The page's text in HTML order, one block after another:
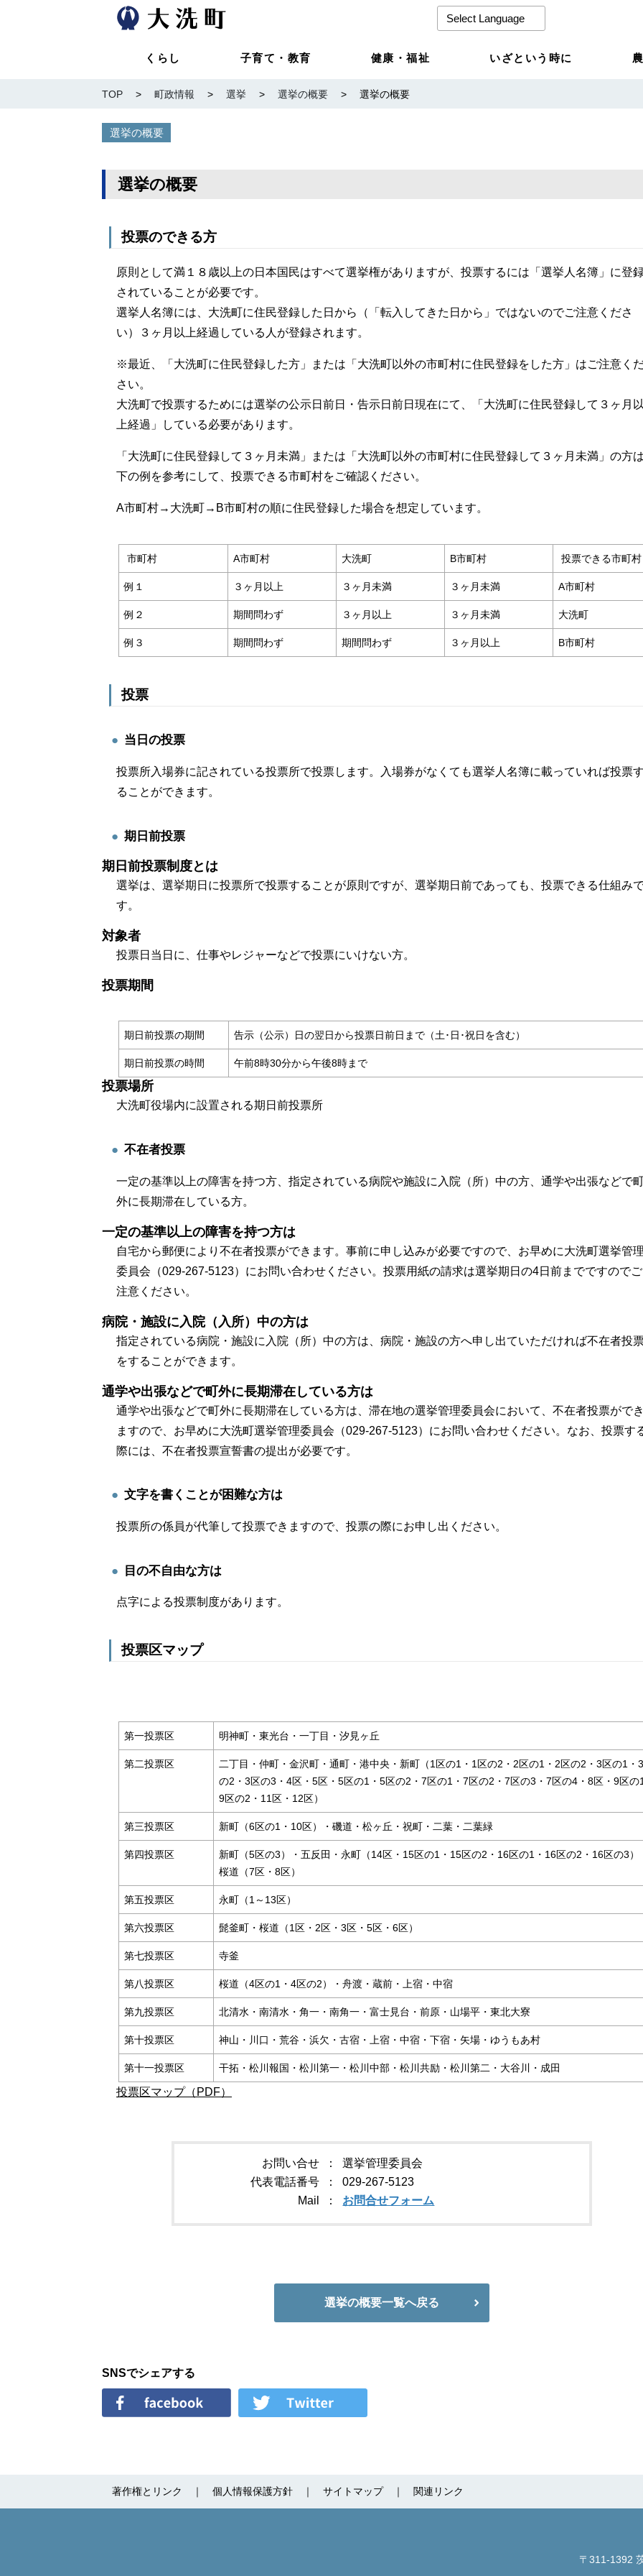
くらし 子育て・教育 健康・福祉 いざという時に
TOP > 町政情報 > 選挙 > 選挙の概要 > 選挙の概要
選挙の概要
選挙の概要
投票のできる方
原則として満１８歳以上の日本国民はすべて選挙権がありますが、投票するには「選挙人名簿」に登
されていることが必要です。
選挙人名簿には、大洗町に住民登録した日から（「転入してきた日から」ではないのでご注意くださ
い）３ヶ月以上経過している人が登録されます。
※最近、「大洗町に住民登録した方」または「大洗町以外の市町村に住民登録をした方」はご注意く
さい。
大洗町で投票するためには選挙の公示日前日・告示日前日現在にて、「大洗町に住民登録して３ヶ月以
上経過」している必要があります。
「大洗町に住民登録して３ヶ月未満」または「大洗町以外の市町村に住民登録して３ヶ月未満」の方は
下の例を参考にして、投票できる市町村をご確認ください。
A市町村→大洗町→B市町村の順に住民登録した場合を想定しています。
市町村 A市町村 大洗町 B市町村 投票できる市町村
例１ ３ヶ月以上 ３ヶ月未満 ３ヶ月未満 A市町村
例２ 期間問わず ３ヶ月以上 ３ヶ月未満 大洗町
例３ 期間問わず 期間問わず ３ヶ月以上 B市町村
投票
当日の投票
投票所入場券に記されている投票所で投票します。入場券がなくても選挙人名簿に載っていれば投票す
ることができます。
期日前投票
期日前投票制度とは
選挙は、選挙期日に投票所で投票することが原則ですが、選挙期日前であっても、投票できる仕組み
す。
対象者
投票日当日に、仕事やレジャーなどで投票にいけない方。
投票期間
期日前投票の期間 告示（公示）日の翌日から投票日前日まで（土･日･祝日を含む）
期日前投票の時間 午前8時30分から午後8時まで
投票場所
大洗町役場内に設置される期日前投票所
不在者投票
一定の基準以上の障害を持つ方、指定されている病院や施設に入院（所）中の方、通学や出張などで
外に長期滞在している方。
一定の基準以上の障害を持つ方は
自宅から郵便により不在者投票ができます。事前に申し込みが必要ですので、お早めに大洗町選挙管理
委員会（029-267-5123）にお問い合わせください。投票用紙の請求は選挙期日の4日前までですのでご
注意ください。
病院・施設に入院（入所）中の方は
指定されている病院・施設に入院（所）中の方は、病院・施設の方へ申し出ていただければ不在者投
をすることができます。
通学や出張などで町外に長期滞在している方は
通学や出張などで町外に長期滞在している方は、滞在地の選挙管理委員会において、不在者投票ができ
ますので、お早めに大洗町選挙管理委員会（029-267-5123）にお問い合わせください。なお、投票す
際には、不在者投票宣誓書の提出が必要です。
文字を書くことが困難な方は
投票所の係員が代筆して投票できますので、投票の際にお申し出ください。
目の不自由な方は
点字による投票制度があります。
投票区マップ
第一投票区 明神町・東光台・一丁目・汐見ヶ丘
第二投票区
二丁目・仲町・金沢町・通町・港中央・新町（1区の1・1区の2・2区の1・2区の2・3区の1・
の2・3区の3・4区・5区・5区の1・5区の2・7区の1・7区の2・7区の3・7区の4・8区・9区の
9区の2・11区・12区）
第三投票区 新町（6区の1・10区）・磯道・松ヶ丘・祝町・二葉・二葉緑
第四投票区
新町（5区の3）・五反田・永町（14区・15区の1・15区の2・16区の1・16区の2・16区の3）
桜道（7区・8区）
第五投票区 永町（1～13区）
第六投票区 髭釜町・桜道（1区・2区・3区・5区・6区）
第七投票区 寺釜
第八投票区 桜道（4区の1・4区の2）・舟渡・蔵前・上宿・中宿
第九投票区 北清水・南清水・角一・南角一・富士見台・前原・山場平・東北大寮
第十投票区 神山・川口・荒谷・浜欠・古宿・上宿・中宿・下宿・矢場・ゆうもあ村
第十一投票区 干拓・松川報国・松川第一・松川中部・松川共励・松川第二・大谷川・成田
投票区マップ（PDF）
お問い合せ
選挙管理委員会
代表電話番号
029-267-5123
Mail
お問合せフォーム
選挙の概要一覧へ戻る
SNSでシェアする
著作権とリンク 個人情報保護方針 サイトマップ 関連リンク
〒311-1392